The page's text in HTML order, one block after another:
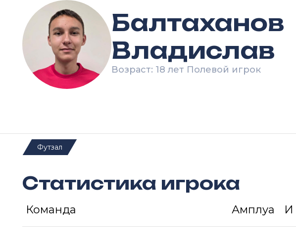
Балтаханов
Владислав
Возраст: 18 лет Полевой игрок
Футзал
Статистика игрока
Команда Амплуа И